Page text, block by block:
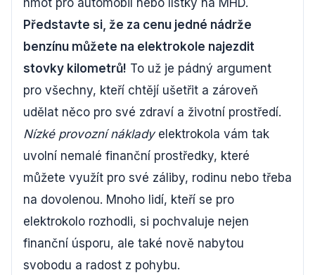
hmot pro automobil nebo lístky na MHD.
Představte si, že za cenu jedné nádrže
benzínu můžete na elektrokole najezdit
stovky kilometrů! To už je pádný argument
pro všechny, kteří chtějí ušetřit a zároveň
udělat něco pro své zdraví a životní prostředí.
Nízké provozní nákladyelektrokola vám tak
uvolní nemalé finanční prostředky, které
můžete využít pro své záliby, rodinu nebo třeba
na dovolenou. Mnoho lidí, kteří se pro
elektrokolo rozhodli, si pochvaluje nejen
finanční úsporu, ale také nově nabytou
svobodu a radost z pohybu.